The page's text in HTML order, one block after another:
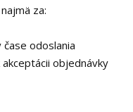
za:
odoslania
objednávky